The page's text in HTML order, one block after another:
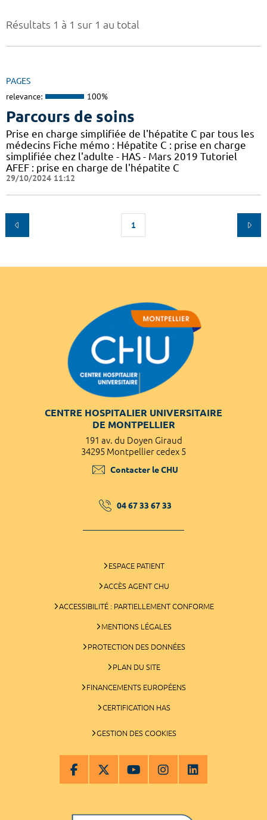
Résultats 1 à 1 sur 1 au total
PAGES
relevance: 100%
Parcours de soins
Prise en charge simplifiée de l'hépatite C par tous les
médecins Fiche mémo : Hépatite C : prise en charge
simplifiée chez l'adulte - HAS - Mars 2019 Tutoriel
AFEF : prise en charge de l'hépatite C
29/10/2024 11:12
1
CENTRE HOSPITALIER UNIVERSITAIRE
DE MONTPELLIER
191 av. du Doyen Giraud
34295 Montpellier cedex 5
Contacter le CHU
04 67 33 67 33
ESPACE PATIENT
ACCÈS AGENT CHU
ACCESSIBILITÉ : PARTIELLEMENT CONFORME
MENTIONS LÉGALES
PROTECTION DES DONNÉES
PLAN DU SITE
FINANCEMENTS EUROPÉENS
CERTIFICATION HAS
GESTION DES COOKIES